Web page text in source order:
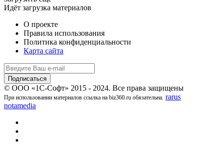
Идёт загрузка материалов
О проекте
Правила использования
Политика конфиденциальности
Карта сайта
© ООО «1С-Софт» 2015 - 2024. Все права защищены
При использовании материалов ссылка на biz360.ru обязательна. rarus
notamedia